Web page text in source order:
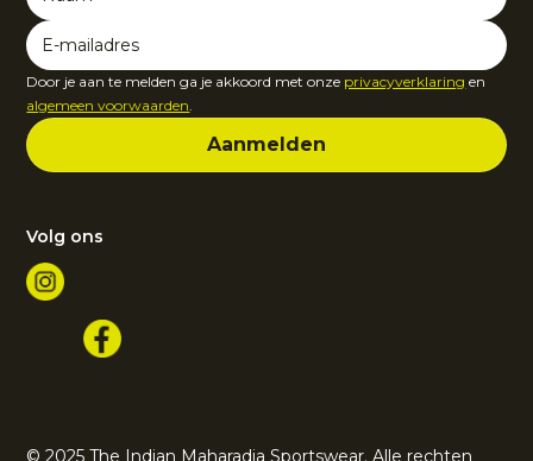
Door je aan te melden ga je akkoord met onze privacyverklaring en
algemeen voorwaarden.
Volg ons
© 2025 The Indian Maharadja Sportswear. Alle rechten